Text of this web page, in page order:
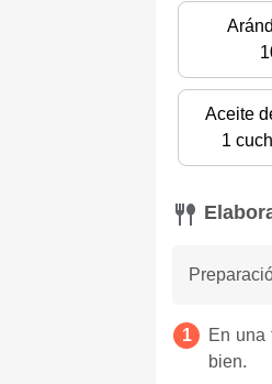
Aceite
1
En una
bien.